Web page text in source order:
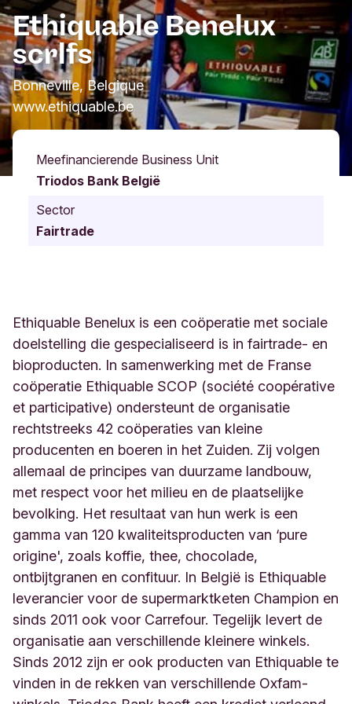
Ethiquable Benelux
scrlfs
Bonneville, Belgique
www.ethiquable.be
Meefinancierende Business Unit
Triodos Bank België
Sector
Fairtrade
Ethiquable Benelux is een coöperatie met sociale
doelstelling die gespecialiseerd is in fairtrade- en
bioproducten. In samenwerking met de Franse
coöperatie Ethiquable SCOP (société coopérative
et participative) ondersteunt de organisatie
rechtstreeks 42 coöperaties van kleine
producenten en boeren in het Zuiden. Zij volgen
allemaal de principes van duurzame landbouw,
met respect voor het milieu en de plaatselijke
bevolking. Het resultaat van hun werk is een
gamma van 120 kwaliteitsproducten van ‘pure
origine', zoals koffie, thee, chocolade,
ontbijtgranen en confituur. In België is Ethiquable
leverancier voor de supermarktketen Champion en
sinds 2011 ook voor Carrefour. Tegelijk levert de
organisatie aan verschillende kleinere winkels.
Sinds 2012 zijn er ook producten van Ethiquable te
vinden in de rekken van verschillende Oxfam-